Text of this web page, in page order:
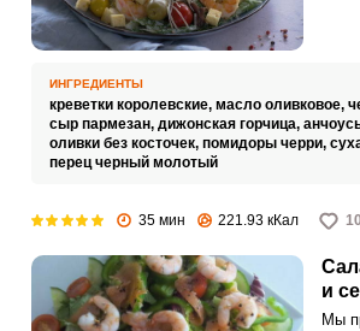
ИНГРЕДИЕНТЫ
креветки королевские, масло оливковое,
сыр пармезан, дижонская горчица,
оливки без косточек, помидоры черри,
перец черный молотый
35 мин 221.93 кКал
и
Мы